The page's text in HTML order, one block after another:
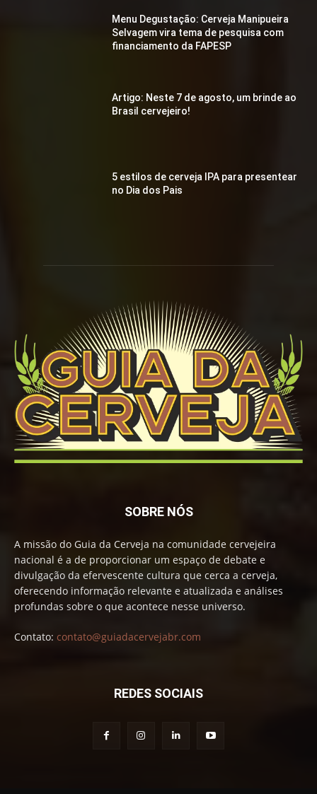
Menu Degustação: Cerveja Manipueira
Selvagem vira tema de pesquisa com
financiamento da FAPESP
Artigo: Neste 7 de agosto, um brinde ao
Brasil cervejeiro!
5 estilos de cerveja IPA para presentear
no Dia dos Pais
SOBRE NÓS
A missão do Guia da Cerveja na comunidade cervejeira
nacional é a de proporcionar um espaço de debate e
divulgação da efervescente cultura que cerca a cerveja,
oferecendo informação relevante e atualizada e análises
profundas sobre o que acontece nesse universo.
Contato: contato@guiadacervejabr.com
REDES SOCIAIS